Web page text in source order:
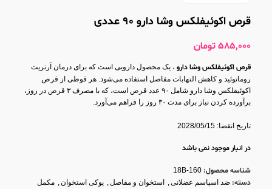
قرص اکوئیفلکس وشا دارو 90 عددی
585,000تومان
قرص اکوئیفلکس وشا دارو ، یک محصول دارویی است که برای درمان آرتریت
روماتوئید و کاهش التهابات مفاصل استفاده می‌شود. هر قوطی از قرص
اکوئیفلکس وشا دارو شامل ۹۰ عدد قرص است، که با مصرف ۳ قرص در روز،
برآورده کردن نیاز برای مدت ۳۰ روز را فراهم می‌آورد.
تاریخ انقضا: 2028/05/15
در انبار موجود نمی باشد
شناسه محصول: 18B-160
دسته: ضد اسپاسم عضلانی, استخوان و مفاصل, پوکی استخوان, مکمل